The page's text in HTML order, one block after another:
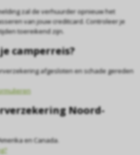
zal de verhuurder opnieuw het
van jouw creditcard. Controleer je
toereikend zijn.
camperreis?
afgesloten en schade gereden
Noord-
en Canada.